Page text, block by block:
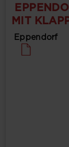
MIT
Eppendorf